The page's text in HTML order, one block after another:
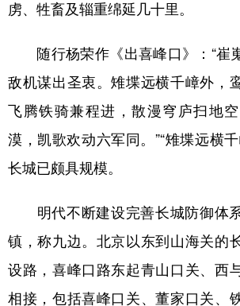
虏、牲畜及辎重绵延几十里。
随行杨荣作《出喜峰口》：“崔
敌机谋出圣衷。雉堞远横千嶂外，
飞腾铁骑兼程进，散漫穹庐扫地
漠，凯歌欢动六军同。”“雉堞远横
长城已颇具规模。
明代不断建设完善长城防御体
镇，称九边。北京以东到山海关的
设路，喜峰口路东起青山口关、西
相接，包括喜峰口关、董家口关、